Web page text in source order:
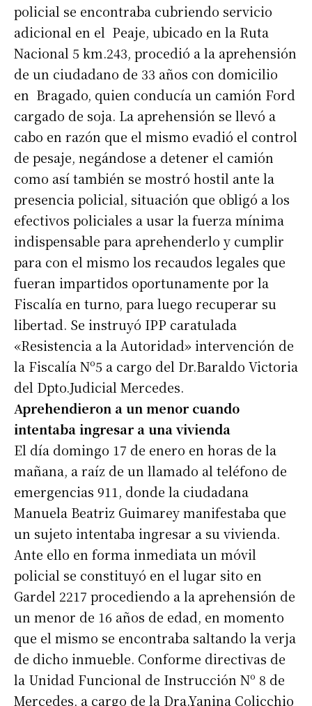
policial se encontraba cubriendo servicio
adicional en el Peaje, ubicado en la Ruta
Nacional 5 km.243, procedió a la aprehensión
de un ciudadano de 33 años con domicilio
en Bragado, quien conducía un camión Ford
cargado de soja. La aprehensión se llevó a
cabo en razón que el mismo evadió el control
de pesaje, negándose a detener el camión
como así también se mostró hostil ante la
presencia policial, situación que obligó a los
efectivos policiales a usar la fuerza mínima
indispensable para aprehenderlo y cumplir
para con el mismo los recaudos legales que
fueran impartidos oportunamente por la
Fiscalía en turno, para luego recuperar su
libertad. Se instruyó IPP caratulada
«Resistencia a la Autoridad» intervención de
la Fiscalía Nº5 a cargo del Dr.Baraldo Victoria
del Dpto.Judicial Mercedes.
Aprehendieron a un menor cuando
intentaba ingresar a una vivienda
El día domingo 17 de enero en horas de la
mañana, a raíz de un llamado al teléfono de
emergencias 911, donde la ciudadana
Manuela Beatriz Guimarey manifestaba que
un sujeto intentaba ingresar a su vivienda.
Ante ello en forma inmediata un móvil
policial se constituyó en el lugar sito en
Gardel 2217 procediendo a la aprehensión de
un menor de 16 años de edad, en momento
que el mismo se encontraba saltando la verja
de dicho inmueble. Conforme directivas de
la Unidad Funcional de Instrucción Nº 8 de
Mercedes, a cargo de la Dra.Yanina Colicchio